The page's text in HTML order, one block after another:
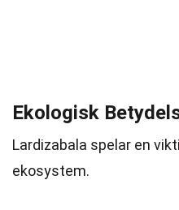
Ekologisk
Lardizabala spelar en
ekosystem.